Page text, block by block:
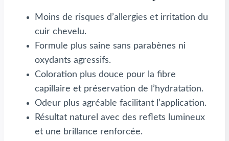
Moins de risques d’allergies et irritation du
cuir chevelu.
Formule plus saine sans parabènes ni
oxydants agressifs.
Coloration plus douce pour la fibre
capillaire et préservation de l’hydratation.
Odeur plus agréable facilitant l’application.
Résultat naturel avec des reflets lumineux
et une brillance renforcée.